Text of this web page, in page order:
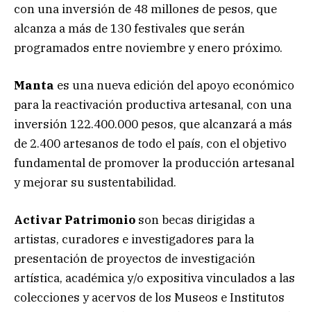
con una inversión de 48 millones de pesos, que
alcanza a más de 130 festivales que serán
programados entre noviembre y enero próximo.
Manta es una nueva edición del apoyo económico
para la reactivación productiva artesanal, con una
inversión 122.400.000 pesos, que alcanzará a más
de 2.400 artesanos de todo el país, con el objetivo
fundamental de promover la producción artesanal
y mejorar su sustentabilidad.
Activar Patrimonio son becas dirigidas a
artistas, curadores e investigadores para la
presentación de proyectos de investigación
artística, académica y/o expositiva vinculados a las
colecciones y acervos de los Museos e Institutos